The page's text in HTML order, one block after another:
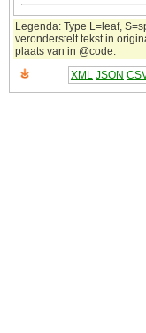
Legenda: Type L=leaf,
veronderstelt tekst in
plaats van in @code.
XML JSON